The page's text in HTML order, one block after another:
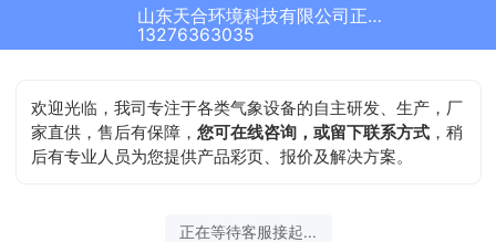
山东天合环境科技有限公司正在为您服务
13276363035
欢迎光临，我司专注于各类气象设备的自主研发、生产，厂
家直供，售后有保障，您可在线咨询，或留下联系方式 ，稍
后有专业人员为您提供产品彩页、报价及解决方案。
正在等待客服接起...